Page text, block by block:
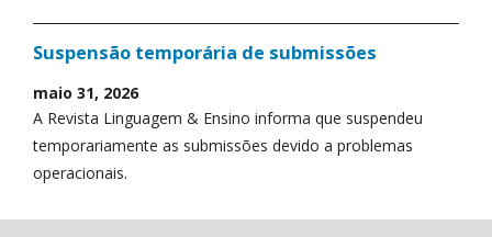
Suspensão temporária de submissões
maio 31, 2026
A Revista Linguagem & Ensino informa que suspendeu
temporariamente as submissões devido a problemas
operacionais.